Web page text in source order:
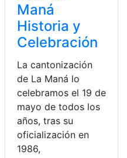
Maná
Historia y
Celebración
La cantonización
de La Maná lo
celebramos el 19 de
mayo de todos los
años, tras su
oficialización en
1986,